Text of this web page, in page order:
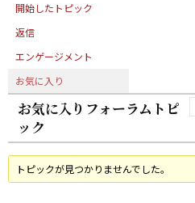
開始したトピック
返信
エンゲージメント
お気に入り
お気に入りフォーラムトピ
ック
トピックが見つかりませんでした。